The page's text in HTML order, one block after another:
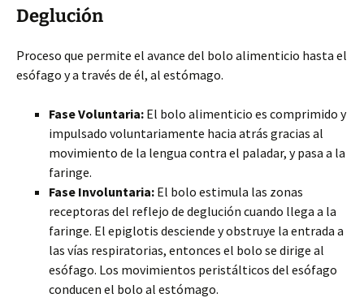
Deglución
Proceso que permite el avance del bolo alimenticio hasta el
esófago y a través de él, al estómago.
Fase Voluntaria: El bolo alimenticio es comprimido y
impulsado voluntariamente hacia atrás gracias al
movimiento de la lengua contra el paladar, y pasa a la
faringe.
Fase Involuntaria: El bolo estimula las zonas
receptoras del reflejo de deglución cuando llega a la
faringe. El epiglotis desciende y obstruye la entrada a
las vías respiratorias, entonces el bolo se dirige al
esófago. Los movimientos peristálticos del esófago
conducen el bolo al estómago.